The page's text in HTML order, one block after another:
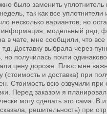
было заменить
так как все
несколько вариантов, но
информация, модельный ряд,
в чате, мне сообщили, что
Доставку выбрала через
получилась почти
цену дороже. Плюс мне
и доставка) при
Стоимость всю озвучили
Перед заказом я
могу сделать это сама.
решительность) при